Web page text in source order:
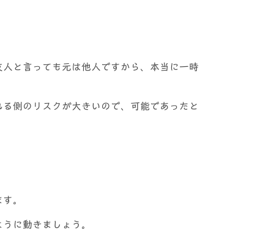
と言っても元は他人ですから、本当に一時
側のリスクが大きいので、可能であったと
。
に動きましょう。